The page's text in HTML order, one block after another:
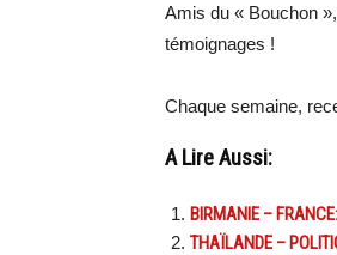
Amis du « Bouchon
témoignages !
Chaque semaine,
A Lire Aussi:
BIRMANIE –
THAÏLANDE –